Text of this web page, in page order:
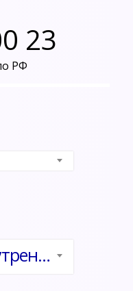
23
РФ
Обеспечение безопасности пищевой продукции принципами ХАССП. Внутренний аудит